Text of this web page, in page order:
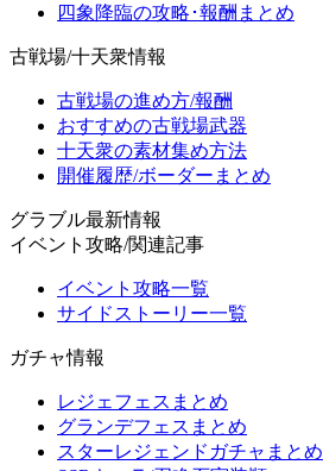
四象降臨の攻略･報酬まとめ
古戦場/十天衆情報
古戦場の進め方/報酬
おすすめの古戦場武器
十天衆の素材集め方法
開催履歴/ボーダーまとめ
グラブル最新情報
イベント攻略/関連記事
イベント攻略一覧
サイドストーリー一覧
ガチャ情報
レジェフェスまとめ
グランデフェスまとめ
スターレジェンドガチャまとめ